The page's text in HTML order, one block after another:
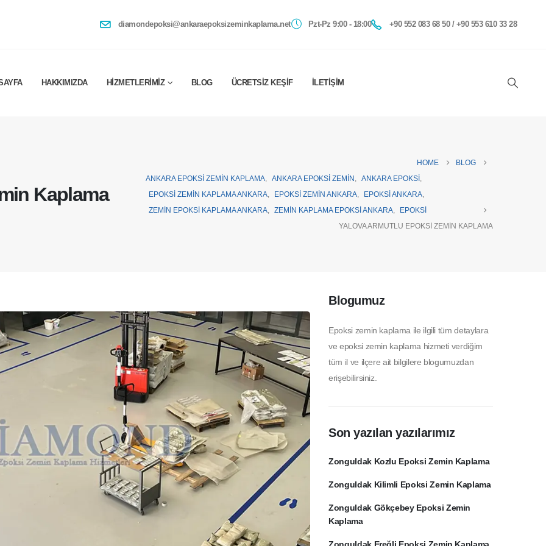
diamondepoksi@ankaraepoksizeminkaplama.net Pzt-Pz 9:00 - 18:00 +90 552 083 68 50 / +90 553 610 33 28
HAKKIMIZDA HIZMETLERIMIZ BLOG ÜCRETSIZ KEŞIF İLETIŞIM
Kaplama
HOME
BLOG
ANKARA EPOKSI ZEMIN KAPLAMA
ANKARA EPOKSI ZEMIN ANKARA EPOKSI
EPOKSI ZEMIN KAPLAMA ANKARA
EPOKSI ZEMIN ANKARA EPOKSI ANKARA
ZEMIN EPOKSI KAPLAMA ANKARA
ZEMIN KAPLAMA EPOKSI ANKARA
EPOKSI
YALOVA ARMUTLU EPOKSI ZEMIN KAPLAMA
Blogumuz
Epoksi zemin kaplama ile ilgili tüm detaylara
ve epoksi zemin kaplama hizmeti verdiğim
tüm il ve ilçere ait bilgilere blogumuzdan
erişebilirsiniz.
Son yazılan yazılarımız
Zonguldak Kozlu Epoksi Zemin Kaplama
Zonguldak Kilimli Epoksi Zemin Kaplama
Zonguldak Gökçebey Epoksi Zemin
Kaplama